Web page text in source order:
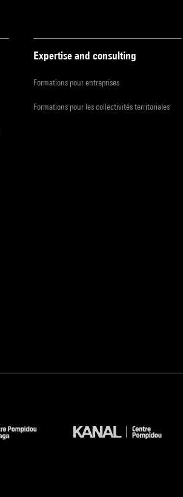
Expertise and consulting
Formations pour entreprises
Formations pour les collectivités territoriales